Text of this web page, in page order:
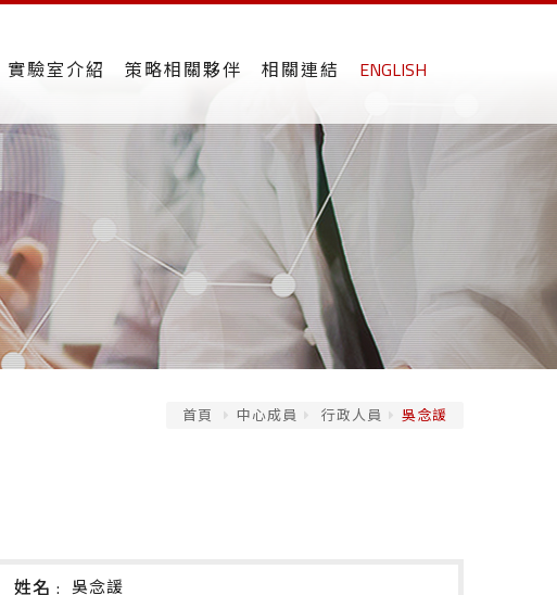
實驗室介紹 策略相關夥伴 相關連結 ENGLISH
首頁 中心成員 行政人員 吳念諼
姓名 : 吳念諼